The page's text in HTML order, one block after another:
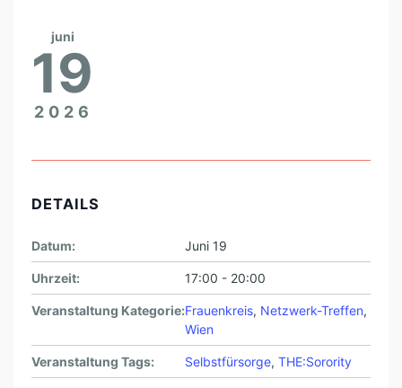
juni
19
2026
DETAILS
Datum: Juni 19
Uhrzeit: 17:00 - 20:00
Veranstaltung Kategorie:Frauenkreis, Netzwerk-Treffen,
Wien
Veranstaltung Tags: Selbstfürsorge, THE:Sorority